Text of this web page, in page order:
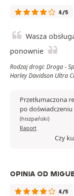
4/5
Wasza
ponownie
Rodzaj drogi: Droga -
Harley Davidson Ultra
Przetłumaczona
po doświadczeniu
(hiszpański)
Raport
Czy
OPINIA OD
4/5